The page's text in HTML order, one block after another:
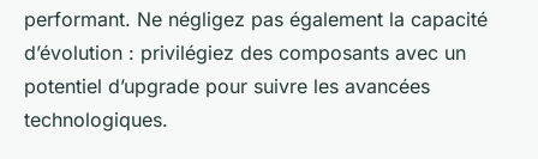
performant. Ne négligez pas également la capacité
d’évolution : privilégiez des composants avec un
potentiel d’upgrade pour suivre les avancées
technologiques.